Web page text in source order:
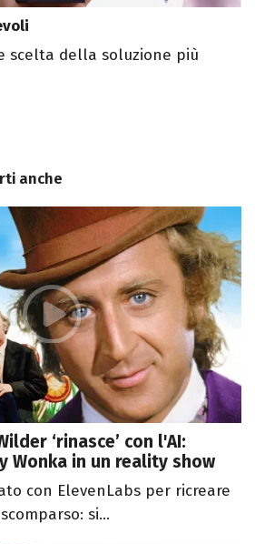
scelta della soluzione più
anche
‘rinasce’ con l'AI:
Wonka in un reality show
con ElevenLabs per ricreare
si...